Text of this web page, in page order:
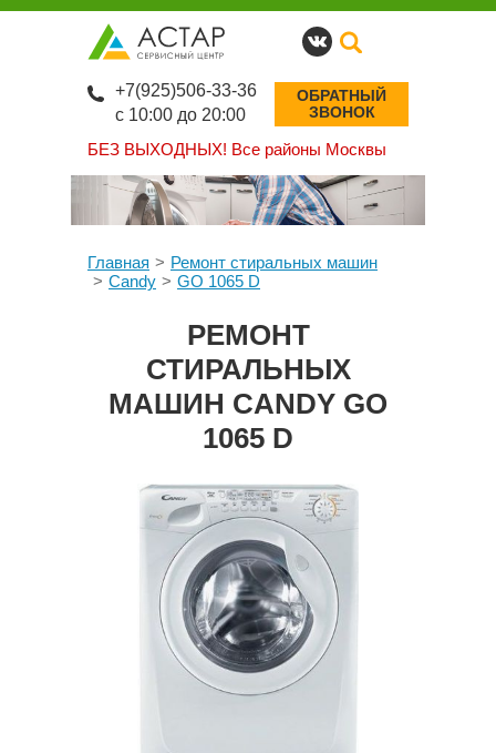
БЕЗ ВЫХОДНЫХ! Все районы Москвы
+7(925)506-33-36
с 10:00 до 20:00
ОБРАТНЫЙ
ЗВОНОК
Главная
Ремонт стиральных машин
Candy
GO 1065 D
РЕМОНТ
СТИРАЛЬНЫХ
МАШИН CANDY GO
1065 D